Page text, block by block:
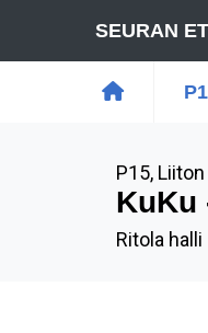
SEURAN
P15,
KuKu
Ritola halli